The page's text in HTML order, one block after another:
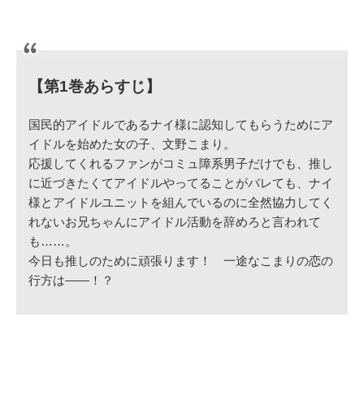
【第1巻あらすじ】
国民的アイドルであるナイ様に認知してもらうためにア
イドルを始めた女の子、文野こまり。
応援してくれるファンがコミュ障系男子だけでも、推し
に近づきたくてアイドルやってることがバレても、ナイ
様とアイドルユニットを組んでいるのに全然協力してく
れないお兄ちゃんにアイドル活動を辞めろと言われて
も……。
今日も推しのために頑張ります！ 一途なこまりの恋の
行方は――！？